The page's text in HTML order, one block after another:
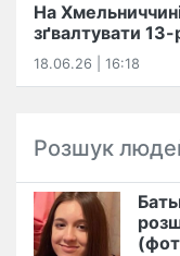
На
зґвалтувати 13-
18.06.26 | 16:18
Розшук